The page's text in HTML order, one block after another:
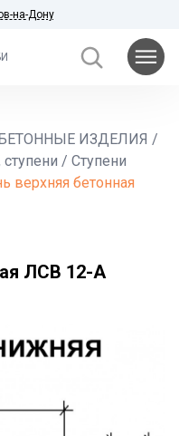
на-Дону
ИЗДЕЛИЯ /
/ Ступени
верхняя бетонная
ЛСВ 12-А